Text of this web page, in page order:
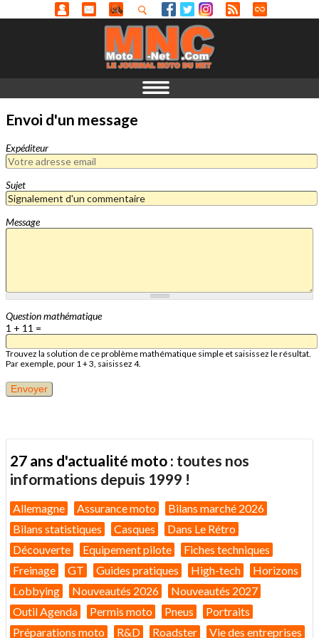
Envoi d'un message
Expéditeur
Sujet
Message
Question mathématique
1 + 11 =
Trouvez la solution de ce problème mathématique simple et saisissez le résultat.
Par exemple, pour 1 + 3, saisissez 4.
27 ans d'actualité moto : toutes nos
informations depuis 1999 !
Allemagne Assurance moto
Bilans marché 2026
Bilans statistiques
Casques
Dans Le Rétro
Découverte
Equipement pilote
Fiches techniques
Freinage
GT Guides pratiques High-tech
Horizons
Lobbying
Nouveautés 2026
Nouveautés 2027
Outil Agenda
Permis moto Pneus
Portraits
Préparations moto
R&D Roadster Vie des entreprises